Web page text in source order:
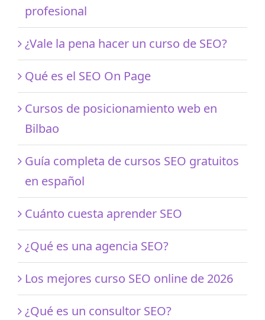
profesional
¿Vale la pena hacer un curso de SEO?
Qué es el SEO On Page
Cursos de posicionamiento web en
Bilbao
Guía completa de cursos SEO gratuitos
en español
Cuánto cuesta aprender SEO
¿Qué es una agencia SEO?
Los mejores curso SEO online de 2026
¿Qué es un consultor SEO?